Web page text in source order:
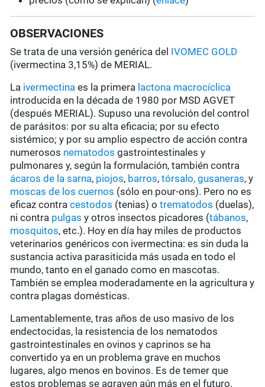
OBSERVACIONES
Se trata de una versión genérica del IVOMEC GOLD
(ivermectina 3,15%) de MERIAL.
La ivermectina es la primera lactona macrocíclica
introducida en la década de 1980 por MSD AGVET
(después MERIAL). Supuso una revolución del control
de parásitos: por su alta eficacia; por su efecto
sistémico; y por su amplio espectro de acción contra
numerosos nematodos gastrointestinales y
pulmonares y, según la formulación, también contra
ácaros de la sarna, piojos, barros,tórsalo,gusaneras, y
moscas de los cuernos (sólo en pour-ons). Pero no es
eficaz contracestodos (tenias) otrematodos (duelas),
ni contra pulgas y otros insectos picadores (tábanos,
mosquitos, etc.). Hoy en día hay miles de productos
veterinarios genéricos con ivermectina: es sin duda la
sustancia activa parasiticida más usada en todo el
mundo, tanto en el ganado como en mascotas.
También se emplea moderadamente en la agricultura y
contra plagas domésticas.
Lamentablemente, tras años de uso masivo de los
endectocidas, la resistencia de los nematodos
gastrointestinales en ovinos y caprinos se ha
convertido ya en un problema grave en muchos
lugares, algo menos en bovinos. Es de temer que
estos problemas se agraven aún más en el futuro.